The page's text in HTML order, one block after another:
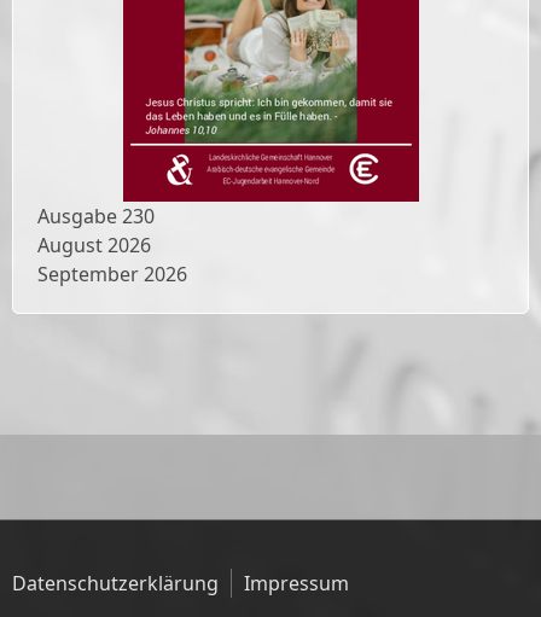
Ausgabe230
August 2026
September 2026
Datenschutzerklärung
Impressum